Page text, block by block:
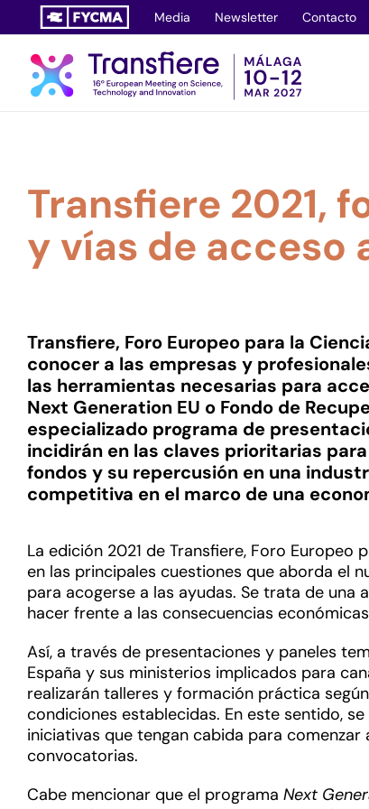
Saltar
al
contenido
Media Newsletter Contacto
Transfiere 2021,
y vías de acceso
Transfiere, Foro Europeo para la
conocer a las empresas y
las herramientas necesarias para
Next Generation EU o Fondo de
especializado programa de
incidirán en las claves prioritarias
fondos y su repercusión en una
competitiva en el marco de una
La edición 2021 de Transfiere, Foro
en las principales cuestiones que aborda el
para acogerse a las ayudas. Se trata de
hacer frente a las consecuencias
Así, a través de presentaciones y paneles
España y sus ministerios implicados para
realizarán talleres y formación práctica
condiciones establecidas. En este sentido,
iniciativas que tengan cabida para
convocatorias.
Cabe mencionar que el programa Next